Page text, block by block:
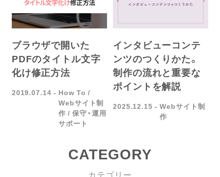
ブラウザで開いた
PDFのタイトル文字
化け修正方法
2019.07.14
How To
Webサイト制
作
保守・運用
サポート
インタビューコンテ
ンツのつくりかた。
制作の流れと重要な
ポイントを解説
2025.12.15
Webサイト制
作
CATEGORY